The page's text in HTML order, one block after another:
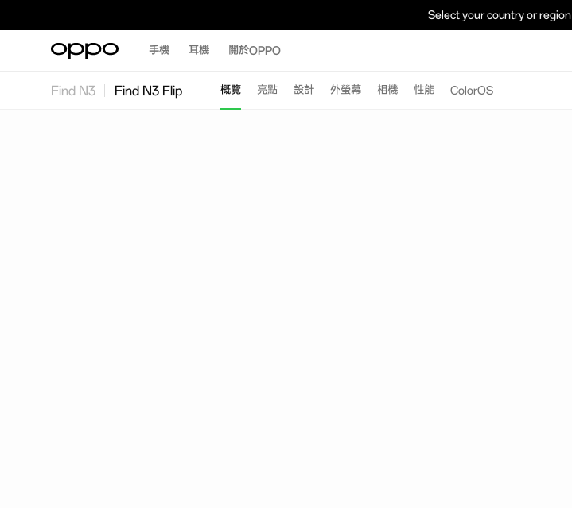
Select your country or region
手機 耳機 關於OPPO
Find N3 Find N3 Flip 概覽 亮點 設計 外螢幕 相機 性能 ColorOS